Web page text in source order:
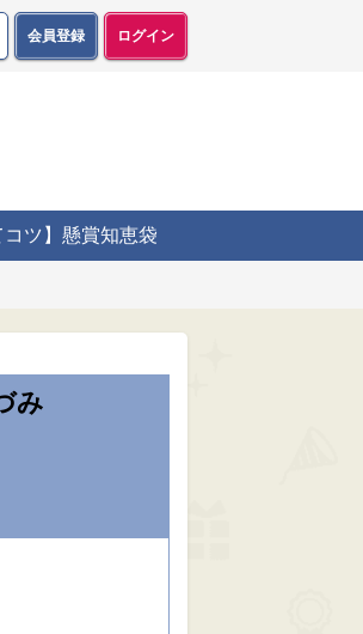
会員登録 ログイン
コツ】懸賞知恵袋
み